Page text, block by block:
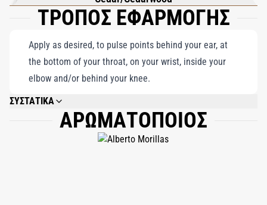
ΤΡΟΠΟΣ ΕΦΑΡΜΟΓΗΣ
Apply as desired, to pulse points behind your ear, at
the bottom of your throat, on your wrist, inside your
elbow and/or behind your knee.
ΣΥΣΤΑΤΙΚΑ
ALCOHOL DENAT., FRAGRANCE (PARFUM), WATER/AQUA/EAU, BENZYL
SALICYLATE, GERANIOL, LIMONENE, LINALOOL, CITRONELLOL,
FARNESOL, COUMARIN, CITRAL, BENZYL BENZOATE,
ΑΡΩΜΑΤΟΠΟΙΟΣ